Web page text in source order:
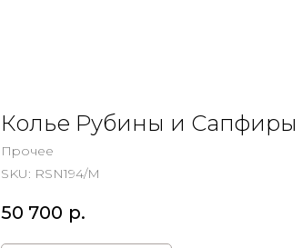
Колье Рубины и Сапфиры
Прочее
SKU: RSN194/M
50 700 р.